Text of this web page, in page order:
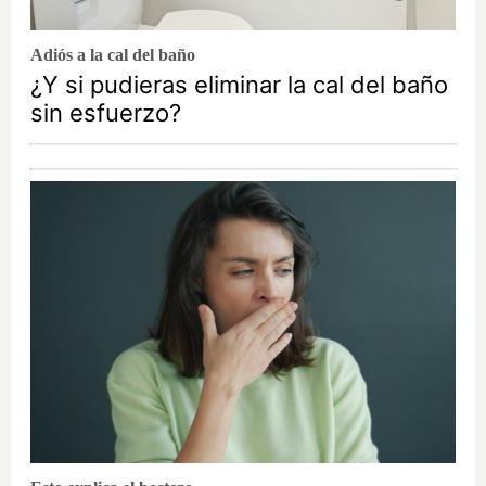
Adiós a la cal del baño
¿Y si pudieras eliminar la cal del baño
sin esfuerzo?